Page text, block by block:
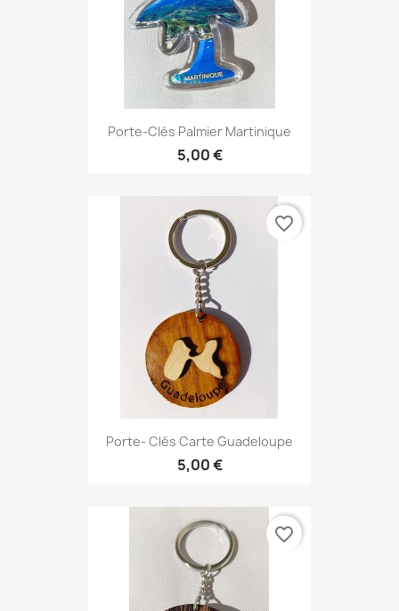
Porte-Clés Palmier Martinique
5,00 €
Porte- Clés Carte Guadeloupe
5,00 €
favorite_border
favorite_border